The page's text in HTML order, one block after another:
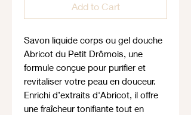
Add to Cart
Savon liquide corps ou gel douche
Abricot du Petit Drômois, une
formule conçue pour purifier et
revitaliser votre peau en douceur.
Enrichi d’extraits d'Abricot, il offre
une fraîcheur tonifiante tout en